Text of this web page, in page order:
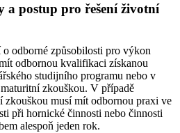
a postup pro řešení životní
o odborné způsobilosti pro výkon
odbornou kvalifikaci získanou
studijního programu nebo v
zkouškou. V případě
zkouškou musí mít odbornou praxi ve
při hornické činnosti nebo činnosti
alespoň jeden rok.